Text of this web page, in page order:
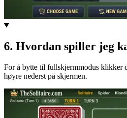
6. Hvordan spiller jeg
For å bytte til fullskjermmodus klikker
høyre nederst på skjermen.